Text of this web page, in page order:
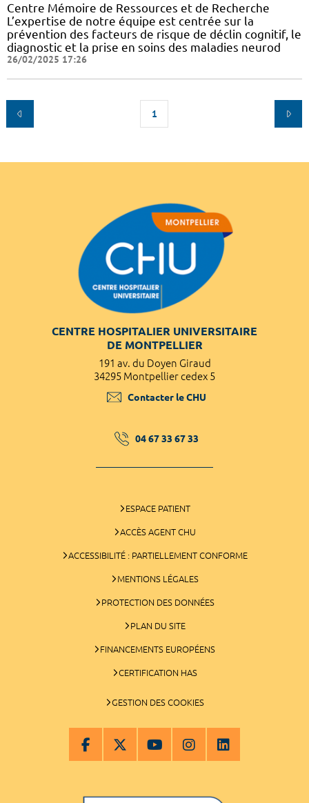
Centre Mémoire de Ressources et de Recherche
L’expertise de notre équipe est centrée sur la
prévention des facteurs de risque de déclin cognitif, le
diagnostic et la prise en soins des maladies neurod
26/02/2025 17:26
1
CENTRE HOSPITALIER UNIVERSITAIRE
DE MONTPELLIER
191 av. du Doyen Giraud
34295 Montpellier cedex 5
Contacter le CHU
04 67 33 67 33
ESPACE PATIENT
ACCÈS AGENT CHU
ACCESSIBILITÉ : PARTIELLEMENT CONFORME
MENTIONS LÉGALES
PROTECTION DES DONNÉES
PLAN DU SITE
FINANCEMENTS EUROPÉENS
CERTIFICATION HAS
GESTION DES COOKIES